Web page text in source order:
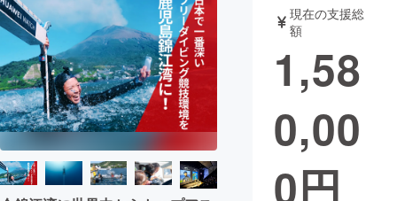
アート・写真 音楽
テクノロジー・ガジェット ゲーム・サ
映像・映画
ビジネス・起業
現在の支援総
額
1,58
0,00
0円